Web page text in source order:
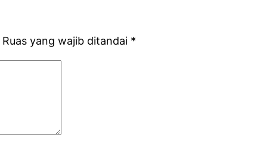
Ruas yang wajib ditandai *